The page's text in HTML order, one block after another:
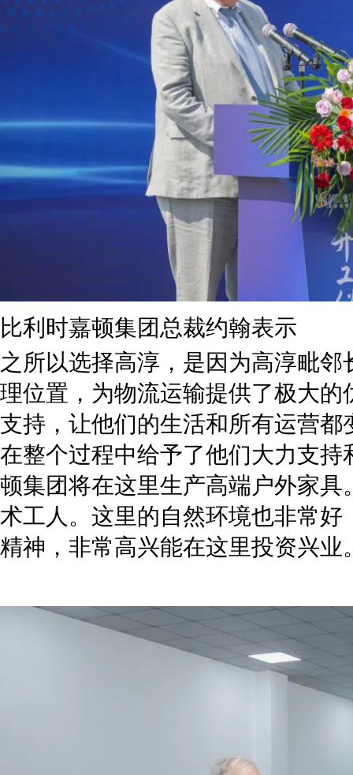
比利时嘉顿集团总裁约翰表示
之所以选择高淳，是因为高淳毗
理位置，为物流运输提供了极大
支持，让他们的生活和所有运营
在整个过程中给予了他们大力支
顿集团将在这里生产高端户外家
术工人。这里的自然环境也非常
精神，非常高兴能在这里投资兴业